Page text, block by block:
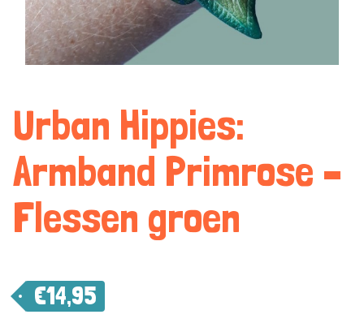
Urban Hippies:
Armband Primrose –
Flessen groen
€14,95